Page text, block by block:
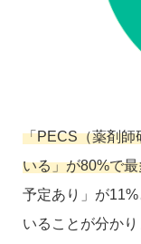
「PECS（薬剤師
いる」が80%で
予定あり」が
いることが分かり